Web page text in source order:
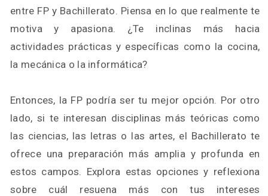
entre FP y Bachillerato. Piensa en lo que realmente te
motiva y apasiona. ¿Te inclinas más hacia
actividades prácticas y específicas como la cocina,
la mecánica o la informática?
Entonces, la FP podría ser tu mejor opción. Por otro
lado, si te interesan disciplinas más teóricas como
las ciencias, las letras o las artes, el Bachillerato te
ofrece una preparación más amplia y profunda en
estos campos. Explora estas opciones y reflexiona
sobre cuál resuena más con tus intereses